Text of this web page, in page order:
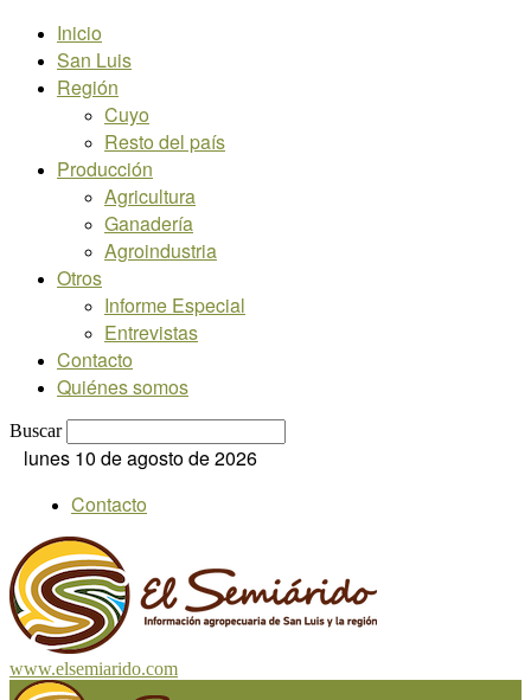
Inicio
San Luis
Región
Cuyo
Resto del país
Producción
Agricultura
Ganadería
Agroindustria
Otros
Informe Especial
Entrevistas
Contacto
Quiénes somos
Buscar
lunes 10 de agosto de 2026
Contacto
www.elsemiarido.com